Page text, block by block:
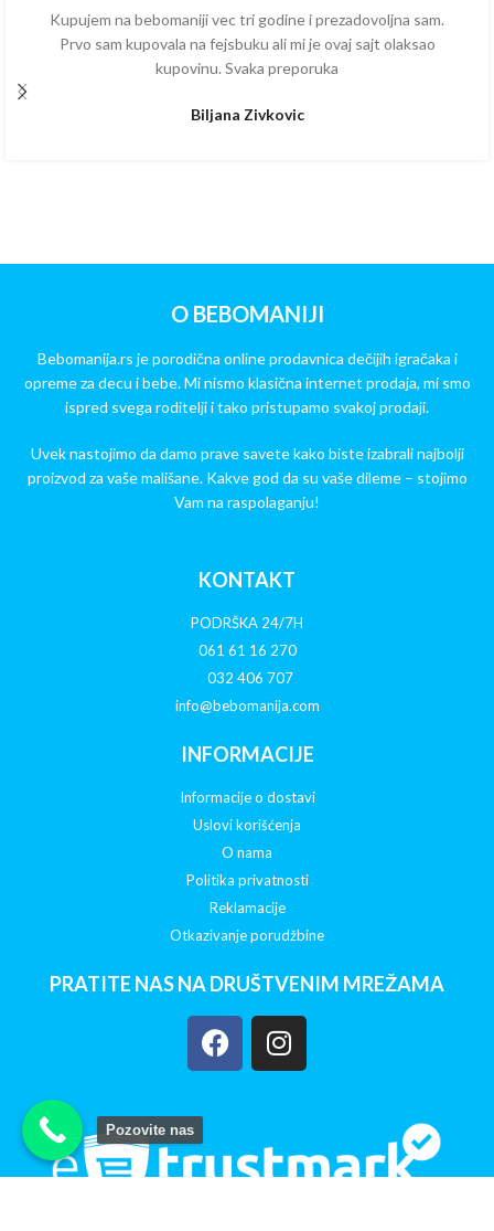
Kupujem na bebomaniji vec tri godine i prezadovoljna sam.
Prvo sam kupovala na fejsbuku ali mi je ovaj sajt olaksao
kupovinu. Svaka preporuka
Biljana Zivkovic
O BEBOMANIJI
Bebomanija.rs je porodična online prodavnica dečijih igračaka i
opreme za decu i bebe. Mi nismo klasična internet prodaja, mi smo
ispred svega roditelji i tako pristupamo svakoj prodaji.
Uvek nastojimo da damo prave savete kako biste izabrali najbolji
proizvod za vaše mališane. Kakve god da su vaše dileme – stojimo
Vam na raspolaganju!
KONTAKT
PODRŠKA 24/7H
061 61 16 270
032 406 707
info@bebomanija.com
INFORMACIJE
Informacije o dostavi
Uslovi korišćenja
O nama
Politika privatnosti
Reklamacije
Otkazivanje porudžbine
PRATITE NAS NA DRUŠTVENIM MREŽAMA
Pozovite nas